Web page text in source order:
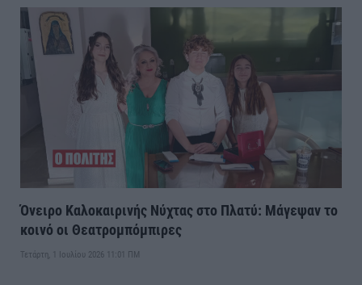
Όνειρο Καλοκαιρινής Νύχτας στο Πλατύ: Μάγεψαν το
κοινό οι Θεατρομπόμπιρες
Τετάρτη, 1 Ιουλίου 2026 11:01 ΠΜ